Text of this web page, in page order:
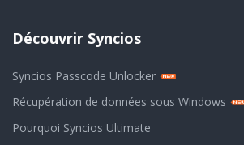
Découvrir Syncios
Syncios Passcode Unlocker
Récupération de données sous Windows
Pourquoi Syncios Ultimate